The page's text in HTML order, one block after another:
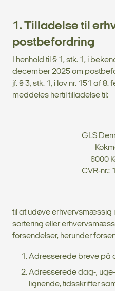
1. Tilladelse til
postbefordring
I henhold til § 1, stk. 1, i
december 2025 om
jf. § 3, stk. 1, i lov nr. 151 af
meddeles hertil tilladelse til:
GLS
6000
CVR-nr.:
til at udøve
sortering eller
forsendelser, herunder
Adresserede breve på
Adresserede dag-,
lignende, tidsskrifter